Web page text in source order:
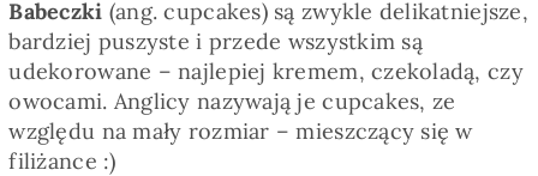
Babeczki (ang. cupcakes) są zwykle delikatniejsze,
bardziej puszyste i przede wszystkim są
udekorowane – najlepiej kremem, czekoladą, czy
owocami. Anglicy nazywają je cupcakes, ze
względu na mały rozmiar – mieszczący się w
filiżance :)